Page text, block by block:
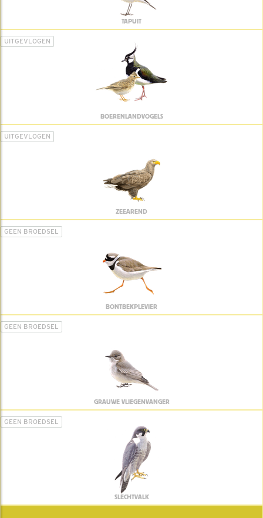
TAPUIT
UITGEVLOGEN
BOERENLANDVOGELS
UITGEVLOGEN
ZEEAREND
GEEN BROEDSEL
BONTBEKPLEVIER
GEEN BROEDSEL
GRAUWE VLIEGENVANGER
GEEN BROEDSEL
SLECHTVALK